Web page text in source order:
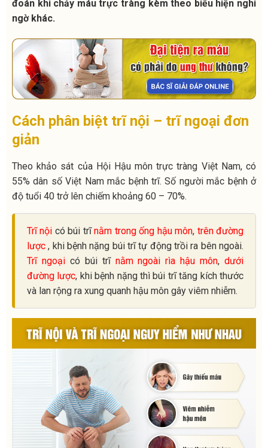
đoán khi chảy máu trực tràng kèm theo biểu hiện nghi
ngờ khác.
Cách phân biệt trĩ nội – trĩ ngoại đơn
giản
Theo khảo sát của Hội Hậu môn trực tràng Việt Nam, có
55% dân số Việt Nam mắc bệnh trĩ.Số người mắc bệnh ở
độ tuổi 40 trở lên chiếm khoảng 60 – 70%.
Trĩ nội có búi trĩnằm trong ống hậu môn, trên đường
lược , khi bệnh nặng búi trĩ tự động trồi ra bên ngoài.
Trĩ ngoạicó búi trĩ nằm ngoài rìa hậu môn,dưới
đường lược, khi bệnh nặng thì búi trĩ tăng kích thước
và lan rộng ra xung quanh hậu môn gây viêm nhiễm.